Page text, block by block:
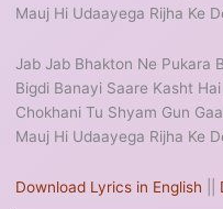
Mauj Hi Udaayega Rijha Ke
Jab Jab Bhakton Ne Pukara
Bigdi Banayi Saare Kasht
Chokhani Tu Shyam Gun
Mauj Hi Udaayega Rijha Ke
Download Lyrics in English